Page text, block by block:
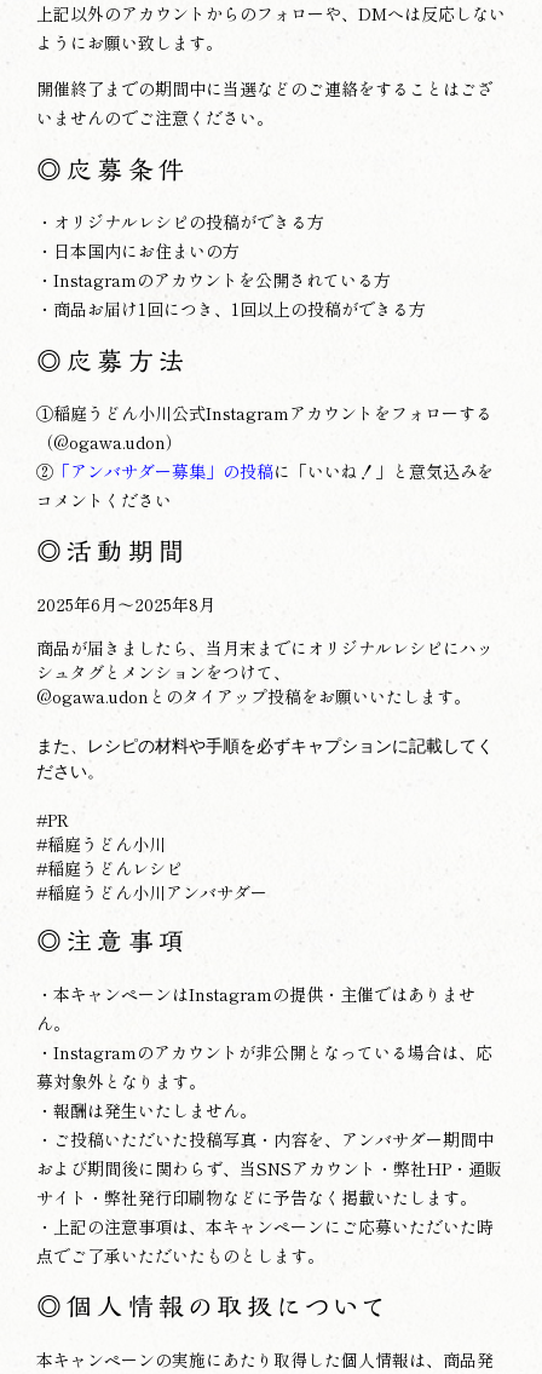
上記以外のアカウントからのフォローや、DMへは反応しない
ようにお願い致します。
開催終了までの期間中に当選などのご連絡をすることはござ
いませんのでご注意ください。
◎ 応募条件
・オリジナルレシピの投稿ができる方
・日本国内にお住まいの方
・Instagramのアカウントを公開されている方
・商品お届け1回につき、1回以上の投稿ができる方
◎ 応募方法
①稲庭うどん小川公式Instagramアカウントをフォローする
（@ogawa.udon）
② 「アンバサダー募集」の投稿に「いいね！」と意気込みを
コメントください
◎活動期間
2025年6月～2025年8月
商品が届きましたら、当月末までにオリジナルレシピにハッ
シュタグとメンションをつけて、
@ogawa.udon とのタイアップ投稿をお願いいたします。
また、レシピの材料や手順を必ずキャプションに記載してく
ださい。
#PR
#稲庭うどん小川
#稲庭うどんレシピ
#稲庭うどん小川アンバサダー
◎注意事項
・本キャンペーンはInstagramの提供・主催ではありませ
ん。
・Instagramのアカウントが非公開となっている場合は、応
募対象外となります。
・報酬は発生いたしません。
・ご投稿いただいた投稿写真・内容を、アンバサダー期間中
および期間後に関わらず、当SNSアカウント・弊社HP・通販
サイト・弊社発行印刷物などに予告なく掲載いたします。
・上記の注意事項は、本キャンペーンにご応募いただいた時
点でご了承いただいたものとします。
◎個人情報の取扱について
本キャンペーンの実施にあたり取得した個人情報は、商品発